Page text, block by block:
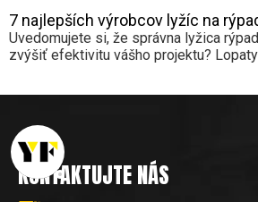
7 najlepších výrobcov lyžíc na
Uvedomujete si, že správna lyžica
zvýšiť efektivitu vášho projektu?
ich jedinečné ponuky a inovácie.
KONTAKTUJTE NÁS